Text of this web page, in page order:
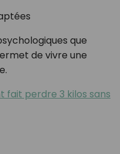
que
de vivre une
fait perdre 3 kilos sans